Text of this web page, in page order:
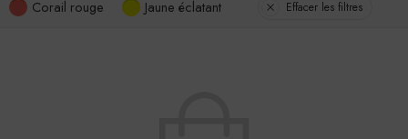
Corail rouge Jaune éclatant Effacer les filtres